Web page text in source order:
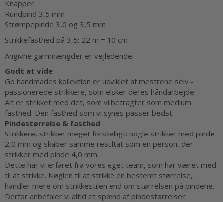
Knapper
Rundpind 3,5 mm
Strømpepinde 3,0 og 3,5 mm
Strikkefasthed på 3,5: 22 m = 10 cm
Angivne garnmængder er vejledende.
Godt at vide
Go handmades kollektion er udviklet af mestrene selv -
passionerede strikkere, som elsker deres håndarbejde.
Alt er strikket med det, som vi betragter som medium
fasthed. Den fasthed som vi synes passer bedst.
Pindestørrelse & fasthed
Strikkere, strikker meget forskelligt: nogle strikker med pinde
2,0 mm og skaber samme resultat som en person, der
strikker med pinde 4,0 mm.
Dette har vi erfaret fra vores eget team, som har været med
til at strikke. Nøglen til at strikke en bestemt størrelse,
handler mere om strikkestilen end om størrelsen på pindene.
Derfor anbefaler vi altid et spænd af pindestørrelser.